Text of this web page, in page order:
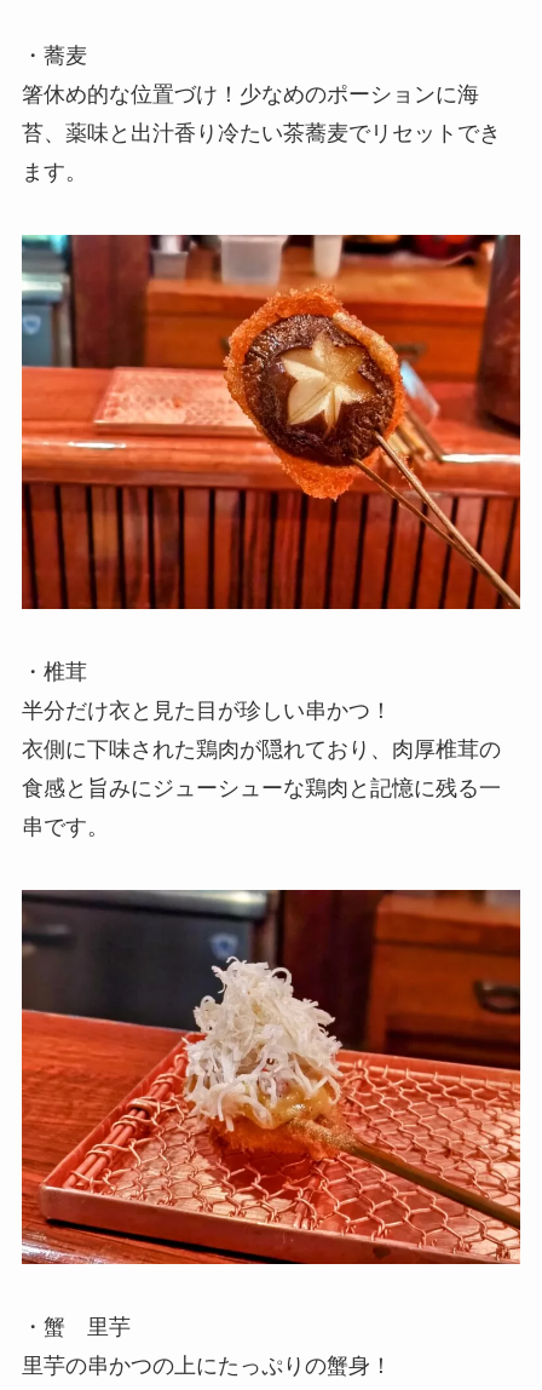
・蕎麦
箸休め的な位置づけ！少なめのポーションに海
苔、薬味と出汁香り冷たい茶蕎麦でリセットでき
ます。
・椎茸
半分だけ衣と見た目が珍しい串かつ！
衣側に下味された鶏肉が隠れており、肉厚椎茸の
食感と旨みにジューシューな鶏肉と記憶に残る一
串です。
・蟹 里芋
里芋の串かつの上にたっぷりの蟹身！